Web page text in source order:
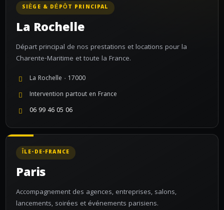
SIÈGE & DÉPÔT PRINCIPAL
La Rochelle
Départ principal de nos prestations et locations pour la
Charente-Maritime et toute la France.
La Rochelle · 17000
Intervention partout en France
06 99 46 05 06
ÎLE-DE-FRANCE
Paris
Accompagnement des agences, entreprises, salons,
lancements, soirées et événements parisiens.